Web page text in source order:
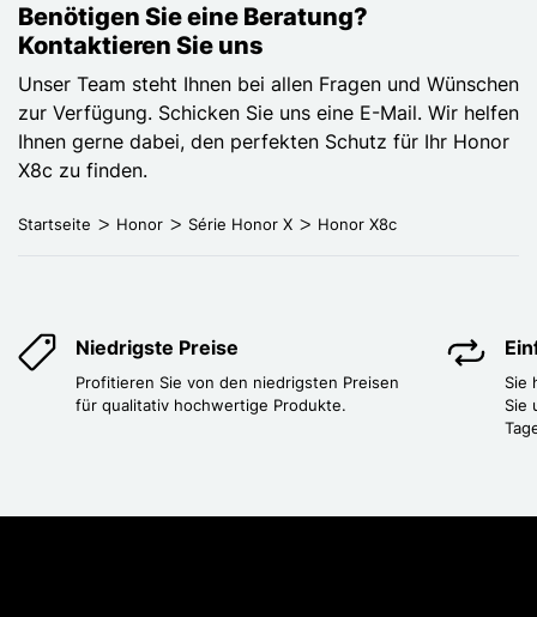
Benötigen Sie eine Beratung?
Kontaktieren Sie uns
Unser Team steht Ihnen bei allen Fragen und Wünschen
zur Verfügung. Schicken Sie uns eine E-Mail. Wir helfen
Ihnen gerne dabei, den perfekten Schutz für Ihr Honor
X8c zu finden.
Startseite Honor Série Honor X Honor X8c
Niedrigste Preise
Profitieren Sie von den niedrigsten Preisen
für qualitativ hochwertige Produkte.
Sie
Sie